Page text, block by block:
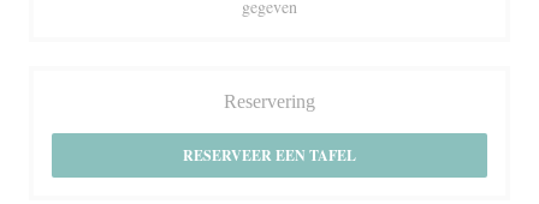
gegeven
Reservering
RESERVEER EEN TAFEL